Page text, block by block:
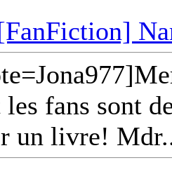
les fans sont
un livre!